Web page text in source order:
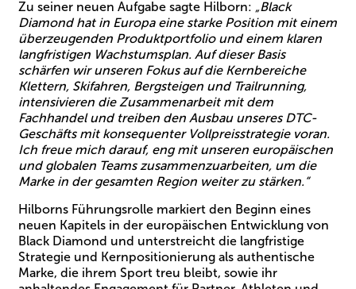
Zu seiner neuen Aufgabe sagte Hilborn: „Black
Diamond hat in Europa eine starke Position mit einem
überzeugenden Produktportfolio und einem klaren
langfristigen Wachstumsplan. Auf dieser Basis
schärfen wir unseren Fokus auf die Kernbereiche
Klettern, Skifahren, Bergsteigen und Trailrunning,
intensivieren die Zusammenarbeit mit dem
Fachhandel und treiben den Ausbau unseres DTC-
Geschäfts mit konsequenter Vollpreisstrategie voran.
Ich freue mich darauf, eng mit unseren europäischen
und globalen Teams zusammenzuarbeiten, um die
Marke in der gesamten Region weiter zu stärken.“
Hilborns Führungsrolle markiert den Beginn eines
neuen Kapitels in der europäischen Entwicklung von
Black Diamond und unterstreicht die langfristige
Strategie und Kernpositionierung als authentische
Marke, die ihrem Sport treu bleibt, sowie ihr